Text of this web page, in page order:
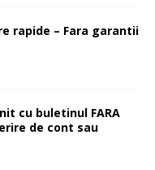
rapide – Fara garantii
cu buletinul FARA
de cont sau